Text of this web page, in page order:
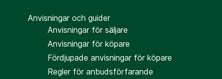
Anvisningar och guider
Anvisningar för säljare
Anvisningar för köpare
Fördjupade anvisningar för köpare
Regler för anbudsförfarande